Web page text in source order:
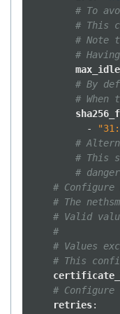
# To
# This
# Note
#
# By
#
-
#
# This
#
#
# The
# Valid
#
# Values
# This
#
retries: